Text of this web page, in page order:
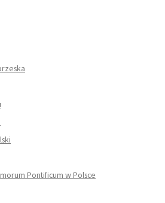
Pontificum w Polsce